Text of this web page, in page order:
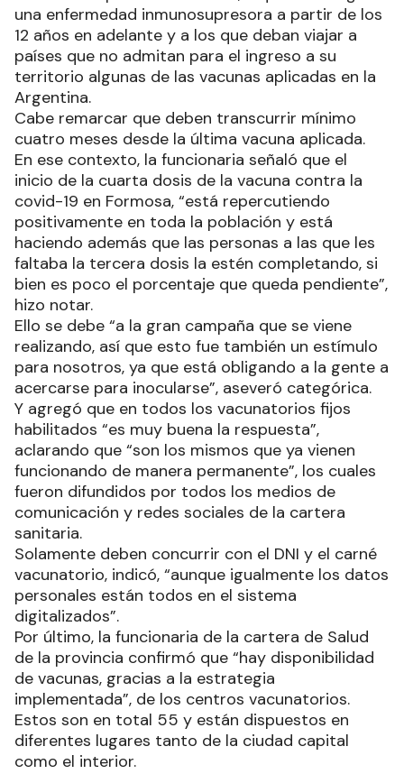
una enfermedad inmunosupresora a partir de los
12 años en adelante y a los que deban viajar a
países que no admitan para el ingreso a su
territorio algunas de las vacunas aplicadas en la
Argentina.
Cabe remarcar que deben transcurrir mínimo
cuatro meses desde la última vacuna aplicada.
En ese contexto, la funcionaria señaló que el
inicio de la cuarta dosis de la vacuna contra la
covid-19 en Formosa, “está repercutiendo
positivamente en toda la población y está
haciendo además que las personas a las que les
faltaba la tercera dosis la estén completando, si
bien es poco el porcentaje que queda pendiente”,
hizo notar.
Ello se debe “a la gran campaña que se viene
realizando, así que esto fue también un estímulo
para nosotros, ya que está obligando a la gente a
acercarse para inocularse”, aseveró categórica.
Y agregó que en todos los vacunatorios fijos
habilitados “es muy buena la respuesta”,
aclarando que “son los mismos que ya vienen
funcionando de manera permanente”, los cuales
fueron difundidos por todos los medios de
comunicación y redes sociales de la cartera
sanitaria.
Solamente deben concurrir con el DNI y el carné
vacunatorio, indicó, “aunque igualmente los datos
personales están todos en el sistema
digitalizados”.
Por último, la funcionaria de la cartera de Salud
de la provincia confirmó que “hay disponibilidad
de vacunas, gracias a la estrategia
implementada”, de los centros vacunatorios.
Estos son en total 55 y están dispuestos en
diferentes lugares tanto de la ciudad capital
como el interior.